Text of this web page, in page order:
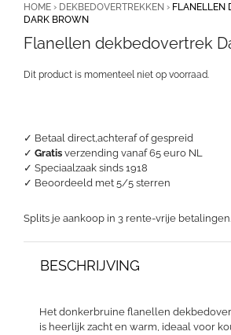
✓ Betaal direct,achteraf of gespreid
✓ Gratis verzending vanaf 65 euro NL
✓ Speciaalzaak sinds 1918
✓ Beoordeeld met 5/5 sterren
Splits je aankoop in 3 rente-vrije betalingen.
HOME › DEKBEDOVERTREKKEN › FLANELLEN
DARK BROWN
Flanellen dekbedovertrek
BESCHRIJVING
Het donkerbruine flanellen
is heerlijk zacht en warm, ideaal voor
Dit product is momenteel niet op voorraad.